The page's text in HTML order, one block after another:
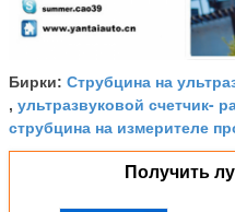
Бирки: Струбцина на
, ультразвуковой счетчик-
струбцина на измерителе
Получить